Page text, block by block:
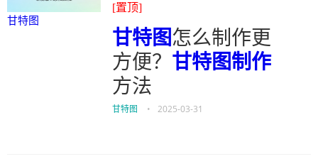
甘特图
[置顶]
甘特图怎么制作更
方便？ 甘特图制作
方法
甘特图 • 2025-03-31